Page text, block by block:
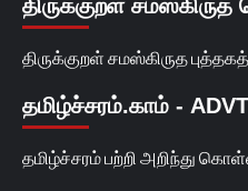
திருக்குறள் சமஸ்கிருத
திருக்குறள் சமஸ்கிருத
தமிழ்ச்சரம்.காம் - ADVT
தமிழ்ச்சரம் பற்றி அறிந்து